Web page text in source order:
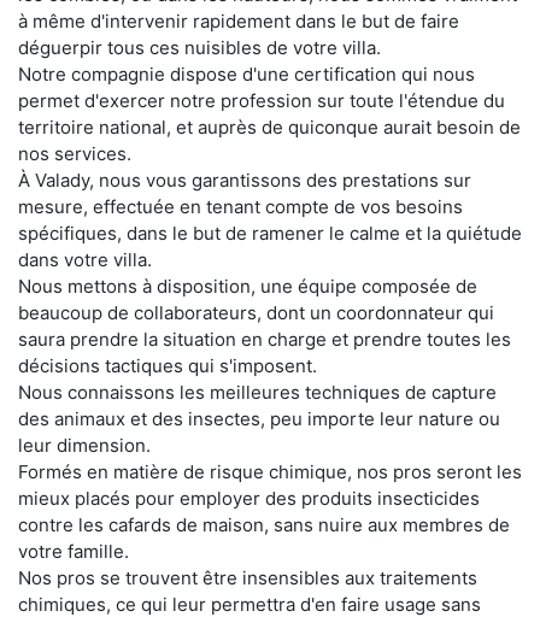
à même d'intervenir rapidement dans le but de faire
déguerpir tous ces nuisibles de votre villa.
Notre compagnie dispose d'une certification qui nous
permet d'exercer notre profession sur toute l'étendue du
territoire national, et auprès de quiconque aurait besoin de
nos services.
À Valady, nous vous garantissons des prestations sur
mesure, effectuée en tenant compte de vos besoins
spécifiques, dans le but de ramener le calme et la quiétude
dans votre villa.
Nous mettons à disposition, une équipe composée de
beaucoup de collaborateurs, dont un coordonnateur qui
saura prendre la situation en charge et prendre toutes les
décisions tactiques qui s'imposent.
Nous connaissons les meilleures techniques de capture
des animaux et des insectes, peu importe leur nature ou
leur dimension.
Formés en matière de risque chimique, nos pros seront les
mieux placés pour employer des produits insecticides
contre les cafards de maison, sans nuire aux membres de
votre famille.
Nos pros se trouvent être insensibles aux traitements
chimiques, ce qui leur permettra d'en faire usage sans